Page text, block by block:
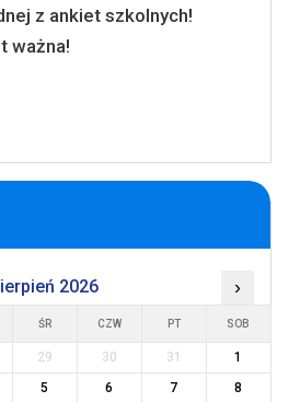
z ankiet szkolnych!
ważna!
2026 ›
ŚR CZW PT SOB
29 30 31
1
5 6 7
8